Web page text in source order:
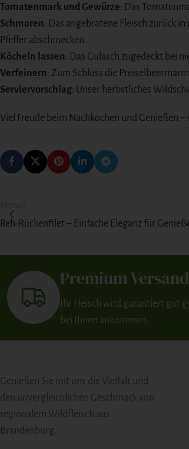
Tomatenmark und Gewürze: Das
Schmoren: Das angebratene Fleisch zurück
Pfeffer abschmecken.
Köcheln lassen: Das Gulasch zugedeckt bei
Verfeinern: Zum Schluss die
Serviervorschlag: Unser herbstliches
Viel Freude beim Nachkochen und Genießen
Reh-Rückenfilet – Einfache Eleganz für
Premium Versand
Ihr Fleisch wird garantiert gut
bei Ihnen ankommen.
Genießen Sie mit uns die Vielfalt und
den unvergleichlichen Geschmack von
regionalem Wildfleisch aus
Brandenburg.